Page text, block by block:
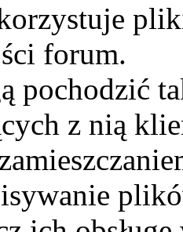
forum.
pochodzić
z nią